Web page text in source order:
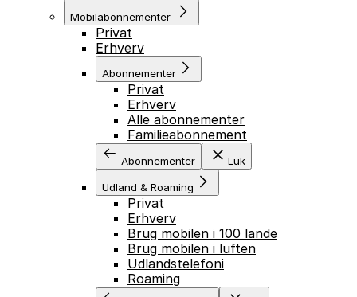
Mobilabonnementer
Privat
Erhverv
Abonnementer
Privat
Erhverv
Alle abonnementer
Familieabonnement
Abonnementer Luk
Udland & Roaming
Privat
Erhverv
Brug mobilen i 100 lande
Brug mobilen i luften
Udlandstelefoni
Roaming